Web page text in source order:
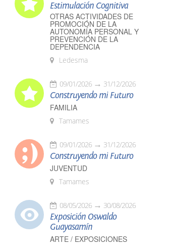
Estimulación Cognitiva
OTRAS ACTIVIDADES DE
PROMOCIÓN DE LA
AUTONOMÍA PERSONAL Y
PREVENCIÓN DE LA
DEPENDENCIA
Ledesma
09/01/2026 31/12/2026
Construyendo mi Futuro
FAMILIA
Tamames
09/01/2026 31/12/2026
Construyendo mi Futuro
JUVENTUD
Tamames
08/05/2026 30/08/2026
Exposición Oswaldo
Guayasamín
ARTE / EXPOSICIONES